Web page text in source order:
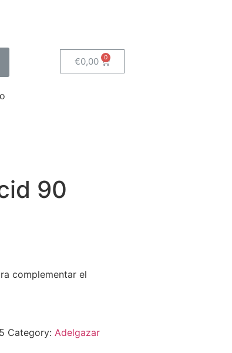
€0,00
90
complementar el
Category: Adelgazar